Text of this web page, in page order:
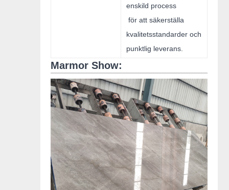
enskild process
för att säkerställa
kvalitetsstandarder och
punktlig leverans.
Marmor Show: